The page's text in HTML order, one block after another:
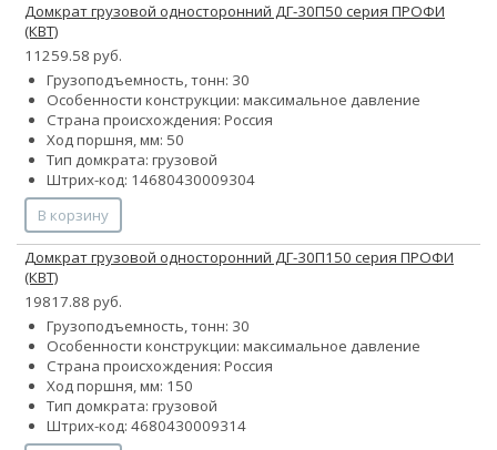
Домкрат грузовой односторонний ДГ-30П50 серия ПРОФИ
(КВТ)
11259.58 руб.
Грузоподъемность, тонн: 30
Особенности конструкции: максимальное давление
Страна происхождения: Россия
Ход поршня, мм: 50
Тип домкрата: грузовой
Штрих-код: 14680430009304
В корзину
Домкрат грузовой односторонний ДГ-30П150 серия ПРОФИ
(КВТ)
19817.88 руб.
Грузоподъемность, тонн: 30
Особенности конструкции: максимальное давление
Страна происхождения: Россия
Ход поршня, мм: 150
Тип домкрата: грузовой
Штрих-код: 4680430009314